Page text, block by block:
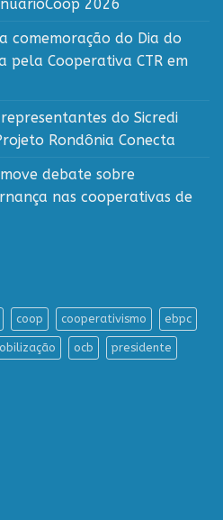
2026
comemoração do Dia do
pela Cooperativa CTR em
do Sicredi
Rondônia Conecta
debate sobre
nas cooperativas de
coop cooperativismo ebpc
ocb presidente